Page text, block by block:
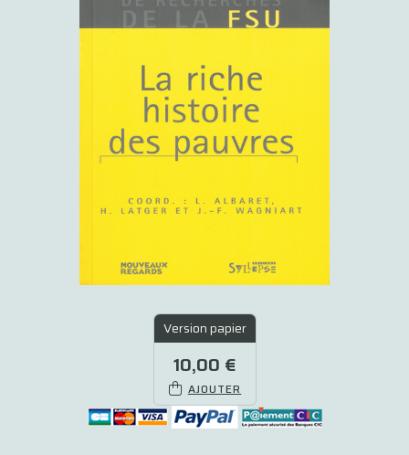
Version papier
10,00 €
AJOUTER